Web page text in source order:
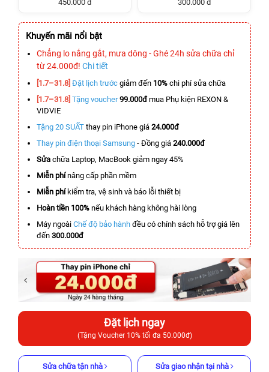
450.000 đ 300.000 đ
Khuyến mãi nổi bật
Chẳng lo nắng gắt, mưa dông - Ghé 24h sửa chữa chỉ
từ 24.000đ! Chi tiết
[1.7–31.8] Đặt lịch trước giảm đến 10% chi phí sửa chữa
[1.7–31.8] Tặng voucher 99.000đmua Phụ kiện REXON &
VIDVIE
Tặng 20 SUẤT thay pin iPhone giá 24.000đ
Thay pin điện thoại Samsung - Đồng giá 240.000đ
Sửa chữa Laptop, MacBook giảm ngay 45%
Miễn phínâng cấp phần mềm
Miễn phíkiểm tra, vệ sinh và báo lỗi thiết bị
Hoàn tiền 100% nếu khách hàng không hài lòng
Máy ngoài Chế độ bảo hành đều có chính sách hỗ trợ giá lên
đến 300.000đ
Đặt lịch ngay
(Tặng Voucher 10% tối đa 50.000đ)
Sửa chữa tận nhà Sửa giao nhận tại nhà